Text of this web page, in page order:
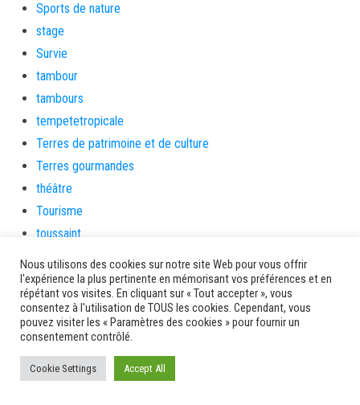
Sports de nature
stage
Survie
tambour
tambours
tempetetropicale
Terres de patrimoine et de culture
Terres gourmandes
théâtre
Tourisme
toussaint
tradition
Transition Energétique
Transport et routes
Travail
Travaux
Travaux THD
Nous utilisons des cookies sur notre site Web pour vous offrir
l'expérience la plus pertinente en mémorisant vos préférences et en
répétant vos visites. En cliquant sur « Tout accepter », vous
consentez à l'utilisation de TOUS les cookies. Cependant, vous
pouvez visiter les « Paramètres des cookies » pour fournir un
consentement contrôlé.
Cookie Settings Accept All